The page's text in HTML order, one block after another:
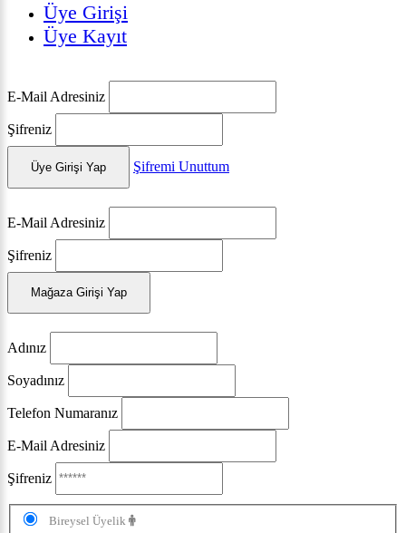
Üye Girişi
Üye Kayıt
E-Mail Adresiniz
Şifreniz
Üye Girişi Yap Şifremi Unuttum
E-Mail Adresiniz
Şifreniz
Mağaza Girişi Yap
Adınız
Soyadınız
Telefon Numaranız
E-Mail Adresiniz
Şifreniz
Bireysel Üyelik